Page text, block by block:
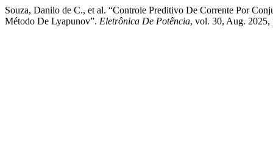
Souza, Danilo de C., et al. “Controle Preditivo De Corrente Por
Método De Lyapunov”. Eletrônica De Potência, vol. 30, Aug. 2025,